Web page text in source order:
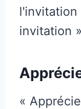
l'invitation
invitation
«